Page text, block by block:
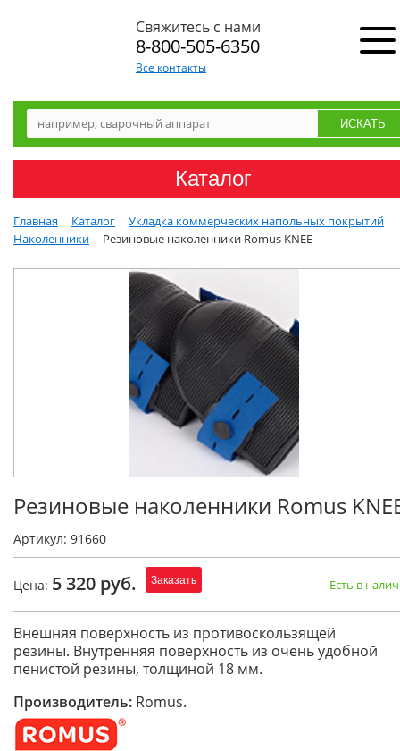
Свяжитесь с нами
8-800-505-6350
Все контакты
Каталог
Главная Каталог
Укладка коммерческих напольных покрытий
Наколенники
Резиновые наколенники Romus KNEE
Резиновые наколенники Romus
Артикул: 91660
Цена: 5 320 руб. Заказать Есть в
Внешняя поверхность из противоскользящей
резины. Внутренняя поверхность из очень удобной
пенистой резины, толщиной 18 мм.
Производитель: Romus.